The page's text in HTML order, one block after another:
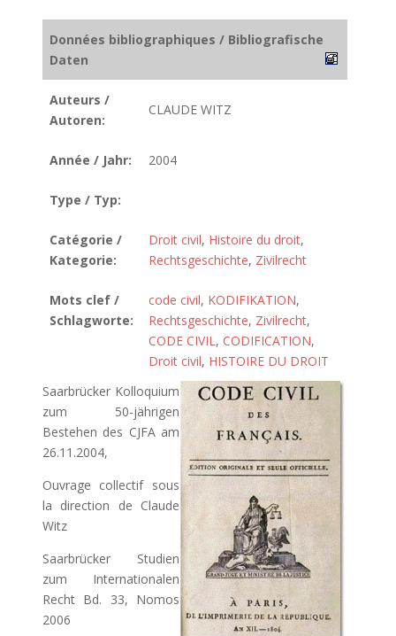
Données bibliographiques / Bibliografische
Daten
Auteurs /
Autoren:
CLAUDE WITZ
Année / Jahr: 2004
Type / Typ:
Catégorie /
Kategorie:
Droit civil, Histoire du droit,
Rechtsgeschichte, Zivilrecht
Mots clef /
Schlagworte:
code civil, KODIFIKATION,
Rechtsgeschichte, Zivilrecht,
CODE CIVIL, CODIFICATION,
Droit civil, HISTOIRE DU DROIT
Saarbrücker Kolloquium
zum 50-jährigen
Bestehen des CJFA am
26.11.2004,
Ouvrage collectif sous
la direction de Claude
Witz
Saarbrücker Studien
zum Internationalen
Recht Bd. 33, Nomos
2006